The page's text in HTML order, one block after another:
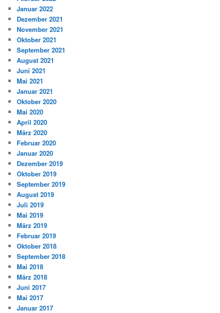
Januar 2022
Dezember 2021
November 2021
Oktober 2021
September 2021
August 2021
Juni 2021
Mai 2021
Januar 2021
Oktober 2020
Mai 2020
April 2020
März 2020
Februar 2020
Januar 2020
Dezember 2019
Oktober 2019
September 2019
August 2019
Juli 2019
Mai 2019
März 2019
Februar 2019
Oktober 2018
September 2018
Mai 2018
März 2018
Juni 2017
Mai 2017
Januar 2017